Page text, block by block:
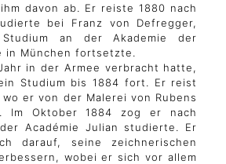
davon ab. Er reiste 1880 nach
bei Franz von Defregger,
an der Akademie der
in München fortsetzte.
in der Armee verbracht hatte,
Studium bis 1884 fort. Er reist
er von der Malerei von Rubens
Im Oktober 1884 zog er nach
Académie Julian studierte. Er
darauf, seine zeichnerischen
wobei er sich vor allem